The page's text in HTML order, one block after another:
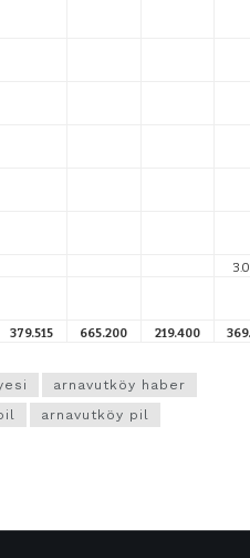
379.515 665.200 219.400
arnavutköy haber
arnavutköy pil